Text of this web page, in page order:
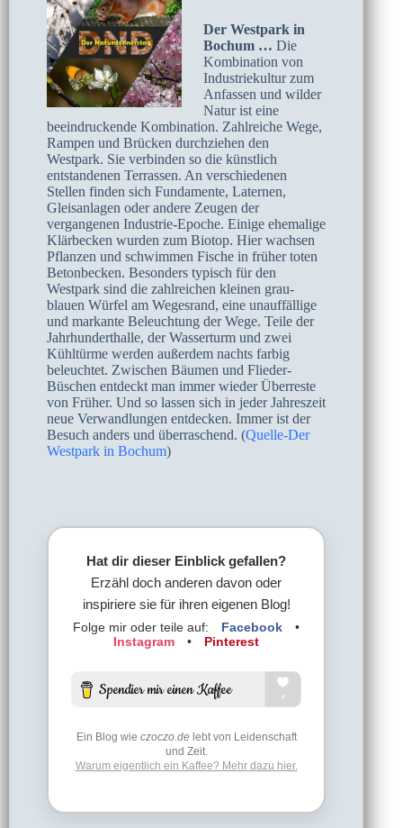
Der Westpark in
Bochum … Die
Kombination von
Industriekultur zum
Anfassen und wilder
Natur ist eine
beeindruckende Kombination. Zahlreiche Wege,
Rampen und Brücken durchziehen den
Westpark. Sie verbinden so die künstlich
entstandenen Terrassen. An verschiedenen
Stellen finden sich Fundamente, Laternen,
Gleisanlagen oder andere Zeugen der
vergangenen Industrie-Epoche. Einige ehemalige
Klärbecken wurden zum Biotop. Hier wachsen
Pflanzen und schwimmen Fische in früher toten
Betonbecken. Besonders typisch für den
Westpark sind die zahlreichen kleinen grau-
blauen Würfel am Wegesrand, eine unauffällige
und markante Beleuchtung der Wege. Teile der
Jahrhunderthalle, der Wasserturm und zwei
Kühltürme werden außerdem nachts farbig
beleuchtet. Zwischen Bäumen und Flieder-
Büschen entdeckt man immer wieder Überreste
von Früher. Und so lassen sich in jeder Jahreszeit
neue Verwandlungen entdecken. Immer ist der
Besuch anders und überraschend. (Quelle-Der
Westpark in Bochum)
Hat dir dieser Einblick gefallen?
Erzähl doch anderen davon oder
inspiriere sie für ihren eigenen Blog!
Folge mir oder teile auf: Facebook
•
Instagram
• Pinterest
Ein Blog wie czoczo.delebt von Leidenschaft
und Zeit.
Warum eigentlich ein Kaffee? Mehr dazu hier.